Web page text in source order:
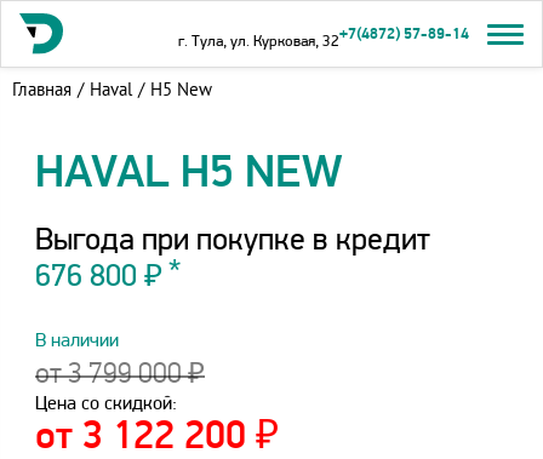
г. Тула, ул. Курковая, 32+7(4872) 57-89-14
Главная / Haval / H5 New
HAVAL H5 NEW
Выгода при покупке в кредит
676 800 ₽
В наличии
от 3 799 000 ₽
Цена со скидкой:
от 3 122 200 ₽